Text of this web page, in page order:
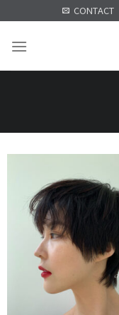
to
content
CONTACT